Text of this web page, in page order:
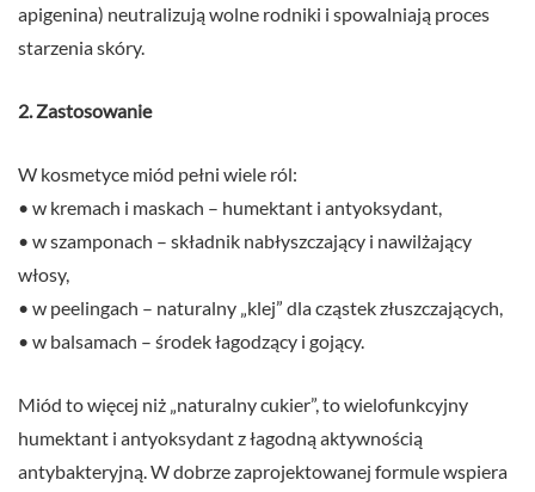
apigenina) neutralizują wolne rodniki i spowalniają proces
starzenia skóry.
2. Zastosowanie
W kosmetyce miód pełni wiele ról:
• w kremach i maskach – humektant i antyoksydant,
• w szamponach – składnik nabłyszczający i nawilżający
włosy,
• w peelingach – naturalny „klej” dla cząstek złuszczających,
• w balsamach – środek łagodzący i gojący.
Miód to więcej niż „naturalny cukier”, to wielofunkcyjny
humektant i antyoksydant z łagodną aktywnością
antybakteryjną. W dobrze zaprojektowanej formule wspiera